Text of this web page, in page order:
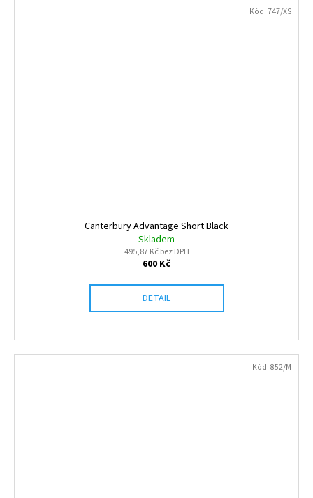
Canterbury Advantage Short Black
Skladem
495,87 Kč bez DPH
600 Kč
DETAIL
Kód:747/XS
Kód:852/M